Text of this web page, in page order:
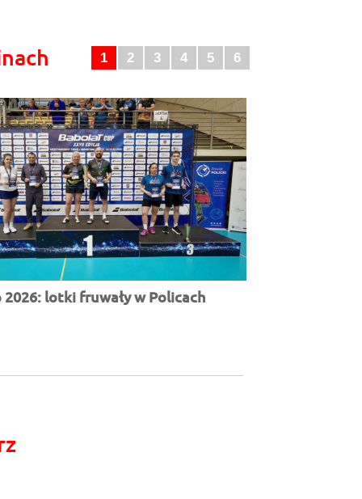
1 2 3 4 5 6
lotki fruwały w Policach